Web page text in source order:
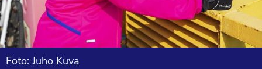
Foto: Juho Kuva